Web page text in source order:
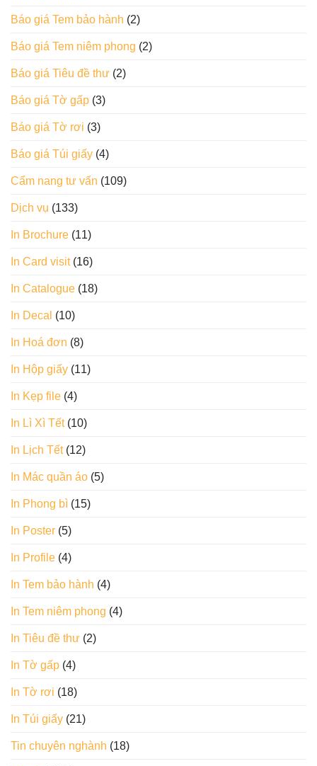
Báo giá Tem bảo hành (2)
Báo giá Tem niêm phong (2)
Báo giá Tiêu đề thư (2)
Báo giá Tờ gấp (3)
Báo giá Tờ rơi (3)
Báo giá Túi giấy (4)
Cẩm nang tư vấn (109)
Dịch vụ (133)
In Brochure (11)
In Card visit(16)
In Catalogue (18)
In Decal (10)
In Hoá đơn (8)
In Hộp giấy (11)
In Kẹp file (4)
In Lì Xì Tết(10)
In Lịch Tết(12)
In Mác quần áo (5)
In Phong bì (15)
In Poster (5)
In Profile (4)
In Tem bảo hành (4)
In Tem niêm phong (4)
In Tiêu đề thư (2)
In Tờ gấp (4)
In Tờ rơi (18)
In Túi giấy (21)
Tin chuyên nghành (18)